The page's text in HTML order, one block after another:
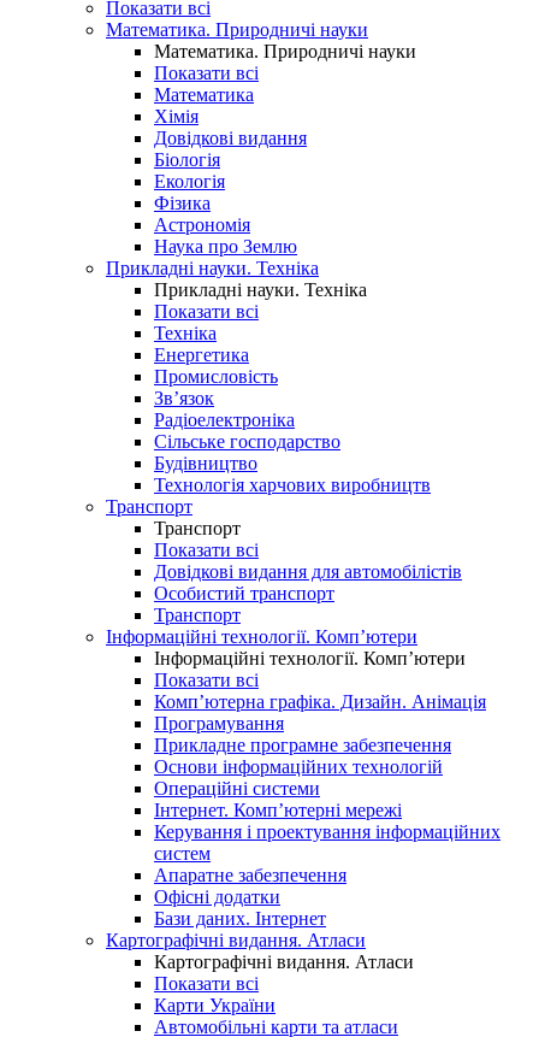
Показати всі
Математика. Природничі науки
Математика. Природничі науки
Показати всі
Математика
Хімія
Довідкові видання
Біологія
Екологія
Фізика
Астрономія
Наука про Землю
Прикладні науки. Техніка
Прикладні науки. Техніка
Показати всі
Техніка
Енергетика
Промисловість
Зв’язок
Радіоелектроніка
Сільське господарство
Будівництво
Технологія харчових виробництв
Транспорт
Транспорт
Показати всі
Довідкові видання для автомобілістів
Особистий транспорт
Транспорт
Інформаційні технології. Комп’ютери
Інформаційні технології. Комп’ютери
Показати всі
Комп’ютерна графіка. Дизайн. Анімація
Програмування
Прикладне програмне забезпечення
Основи інформаційних технологій
Операційні системи
Інтернет. Комп’ютерні мережі
Керування і проектування інформаційних
систем
Апаратне забезпечення
Офісні додатки
Бази даних. Інтернет
Картографічні видання. Атласи
Картографічні видання. Атласи
Показати всі
Карти України
Автомобільні карти та атласи